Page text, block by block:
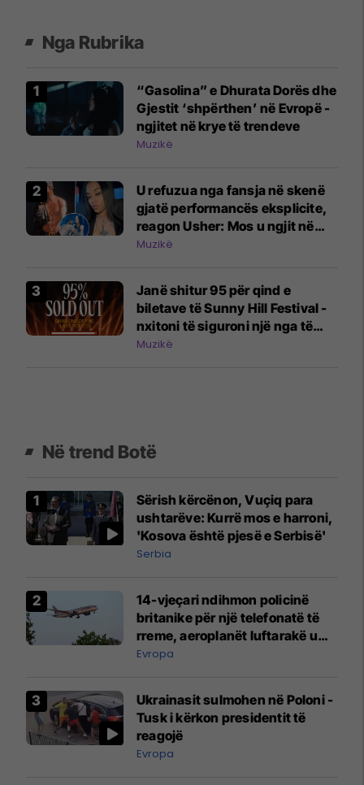
Nga Rubrika
“Gasolina” e Dhurata Dorës dhe
Gjestit ‘shpërthen’ në Evropë -
ngjitet në krye të trendeve
Muzikë
U refuzua nga fansja në skenë
gjatë performancës eksplicite,
reagon Usher: Mos u ngjit në
skenë nëse nuk do të jesh aty
Muzikë
Janë shitur 95 për qind e
biletave të Sunny Hill Festival -
nxitoni të siguroni një nga të
fundit
Muzikë
Në trend Botë
Sërish kërcënon, Vuçiq para
ushtarëve: Kurrë mos e harroni,
'Kosova është pjesë e Serbisë'
Serbia
14-vjeçari ndihmon policinë
britanike për një telefonatë të
rreme, aeroplanët luftarakë u
ngritën në ajër për të
Mançesterit
Evropa
Ukrainasit sulmohen në Poloni -
Tusk i kërkon presidentit të
reagojë
Evropa